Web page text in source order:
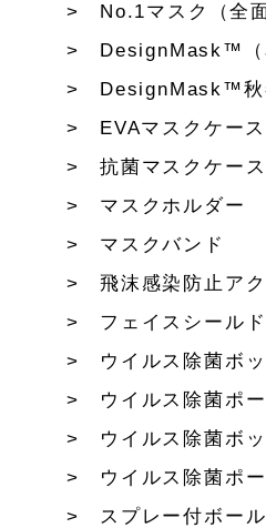
No.1マスク（全
DesignMask™（
DesignMask™秋
EVAマスクケース
抗菌マスクケース
マスクホルダー
マスクバンド
飛沫感染防止ア
フェイスシールド
ウイルス除菌ボ
ウイルス除菌ポ
ウイルス除菌ボ
ウイルス除菌ポ
スプレー付ボー